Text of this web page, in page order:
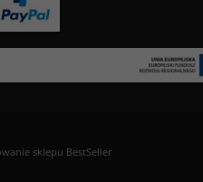
sklepu BestSeller